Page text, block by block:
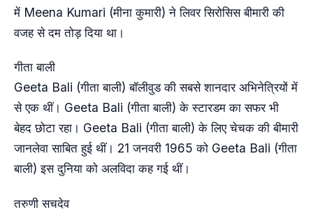
में Meena Kumari (मीना कुमारी) ने लिवर सिरोसिस बीमारी की
वजह से दम तोड़ दिया था।
गीता बाली
Geeta Bali (गीता बाली) बॉलीवुड की सबसे शानदार अभिनेत्रियों में
से एक थीं। Geeta Bali (गीता बाली) के स्टारडम का सफर भी
बेहद छोटा रहा। Geeta Bali (गीता बाली) के लिए चेचक की बीमारी
जानलेवा साबित हुई थीं। 21 जनवरी 1965 को Geeta Bali (गीता
बाली) इस दुनिया को अलविदा कह गई थीं।
तरुणी सचदेव